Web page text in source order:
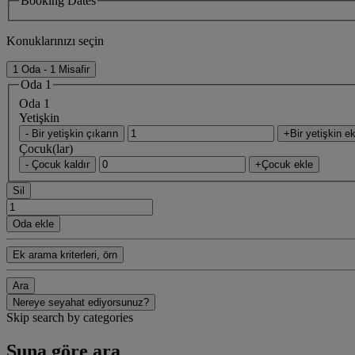
Konuklarınızı seçin
1 Oda - 1 Misafir
Oda 1
Oda 1
Yetişkin
- Bir yetişkin çıkarın +Bir yetişkin
Çocuk(lar)
- Çocuk kaldır +Çocuk ekle
Sil
Oda ekle
Ek arama kriterleri, örn
Ara
Nereye seyahat ediyorsunuz?
Skip search by categories